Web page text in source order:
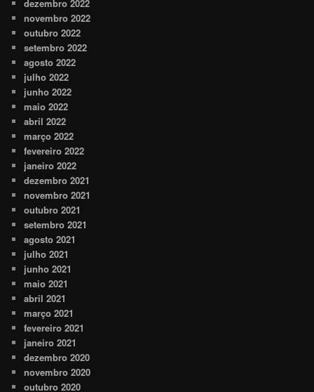
dezembro 2022
novembro 2022
outubro 2022
setembro 2022
agosto 2022
julho 2022
junho 2022
maio 2022
abril 2022
março 2022
fevereiro 2022
janeiro 2022
dezembro 2021
novembro 2021
outubro 2021
setembro 2021
agosto 2021
julho 2021
junho 2021
maio 2021
abril 2021
março 2021
fevereiro 2021
janeiro 2021
dezembro 2020
novembro 2020
outubro 2020